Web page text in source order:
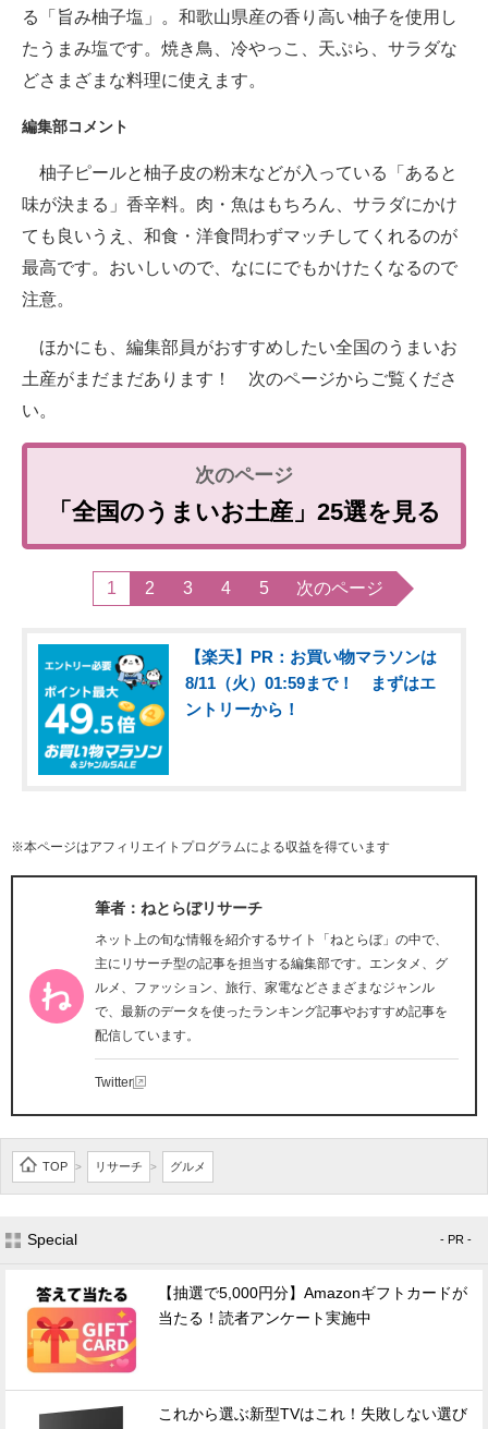
る「旨み柚子塩」。和歌山県産の香り高い柚子を使用し
たうまみ塩です。焼き鳥、冷やっこ、天ぷら、サラダな
どさまざまな料理に使えます。
編集部コメント
柚子ピールと柚子皮の粉末などが入っている「あると
味が決まる」香辛料。肉・魚はもちろん、サラダにかけ
ても良いうえ、和食・洋食問わずマッチしてくれるのが
最高です。おいしいので、なににでもかけたくなるので
注意。
ほかにも、編集部員がおすすめしたい全国のうまいお
土産がまだまだあります！ 次のページからご覧くださ
い。
「全国のうまいお土産」25選を見る
1 2 3 4 5 次のページ
【楽天】PR：お買い物マラソンは
8/11（火）01:59まで！ まずはエ
ントリーから！
※本ページはアフィリエイトプログラムによる収益を得ています
筆者：ねとらぼリサーチ
ネット上の旬な情報を紹介するサイト「ねとらぼ」の中で、
主にリサーチ型の記事を担当する編集部です。エンタメ、グ
ルメ、ファッション、旅行、家電などさまざまなジャンル
で、最新のデータを使ったランキング記事やおすすめ記事を
配信しています。
Twitter
TOP > リサーチ > グルメ
Special - PR -
【抽選で5,000円分】Amazonギフトカードが
当たる！読者アンケート実施中
これから選ぶ新型TVはこれ！失敗しない選び